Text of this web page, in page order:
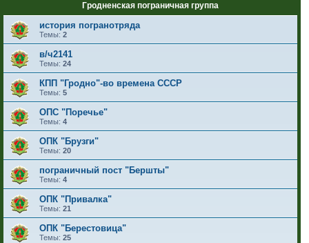
Гродненская пограничная группа
история погранотряда
Темы: 2
в/ч2141
Темы: 24
КПП "Гродно"-во времена СССР
Темы: 5
ОПС "Поречье"
Темы: 4
ОПК "Брузги"
Темы: 20
пограничный пост "Бершты"
Темы: 4
ОПК "Привалка"
Темы: 21
ОПК "Берестовица"
Темы: 25